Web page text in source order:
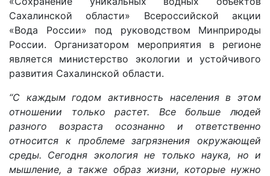
Сахалинской области» Всероссийской акции
«Вода России» под руководством Минприроды
России. Организатором мероприятия в регионе
является министерство экологии и устойчивого
развития Сахалинской области.
“С каждым годом активность населения в этом
отношении только растет. Все больше людей
разного возраста осознанно и ответственно
относится к проблеме загрязнения окружающей
среды. Сегодня экология не только наука, но и
мышление, а также образ жизни, которые нужно